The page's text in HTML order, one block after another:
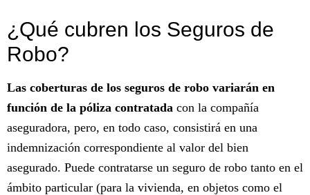
¿Qué cubren los Seguros de
Robo?
Las coberturas de los seguros de robo variarán en
función de la póliza contratada con la compañía
aseguradora, pero, en todo caso, consistirá en una
indemnización correspondiente al valor del bien
asegurado. Puede contratarse un seguro de robo tanto en el
ámbito particular (para la vivienda, en objetos como el